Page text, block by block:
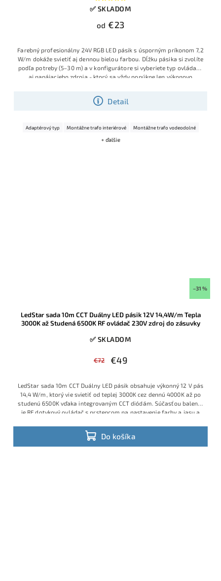
✅ SKLADOM
od €23
Detail
Farebný profesionálny 24V RGB LED pásik s úsporným príkonom 7,2
W/m dokáže svietiť aj dennou bielou farbou. Dĺžku pásika si zvolíte
podľa potreby (5–30 m) a v konfigurátore si vyberiete typ ovládača
aj napájacieho zdroja - ktorý sa vždy ponúkne len výkonovo
jednoduchú montáž.
Adaptérový typ Montážne trafo interiérové Montážne trafo vodeodolné
+ ďalšie
–31 %
LedStar sada 10m CCT Duálny LED pásik 12V 14,4W/m Tepla
3000K až Studená 6500K RF ovládač 230V zdroj do zásuvky
✅ SKLADOM
€72 €49
Do košíka
LedStar sada 10m CCT Duálny LED pásik obsahuje výkonný 12 V pás
14,4 W/m, ktorý vie svietiť od teplej 3000K cez dennú 4000K až po
studenú 6500K vďaka integrovaným CCT diódám. Súčasťou balenia
je RF dotykový ovládač s prstencom na nastavenie farby a jasu a
riešenie bez potreby ďalších komponentov.